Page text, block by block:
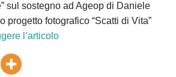
sul sostegno ad Ageop di Daniele
progetto fotografico “Scatti di Vita”
l’articolo